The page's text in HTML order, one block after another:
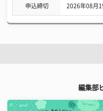
申込締切 2026年08月
編集部